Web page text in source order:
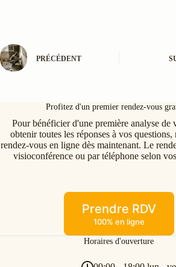
PRÉCÉDENT
Profitez d'un premier rendez-vous
Pour bénéficier d'une première analyse de
obtenir toutes les réponses à vos questions,
rendez-vous en ligne dès maintenant. Le
visioconférence ou par téléphone selon
Prendre RDV
100% en ligne
Horaires d'ouverture